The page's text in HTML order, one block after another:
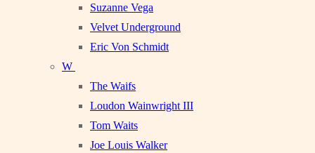
Suzanne Vega
Velvet Underground
Eric Von Schmidt
W
The Waifs
Loudon Wainwright III
Tom Waits
Joe Louis Walker